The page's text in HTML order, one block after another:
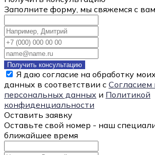
Заполните форму, мы свяжемся с
Получить консультацию
Я даю согласие на обработку
данных в соответствии с Согласием
персональных данных и Политикой
конфиденциальности
Оставить заявку
Оставьте свой номер - наш
ближайшее время